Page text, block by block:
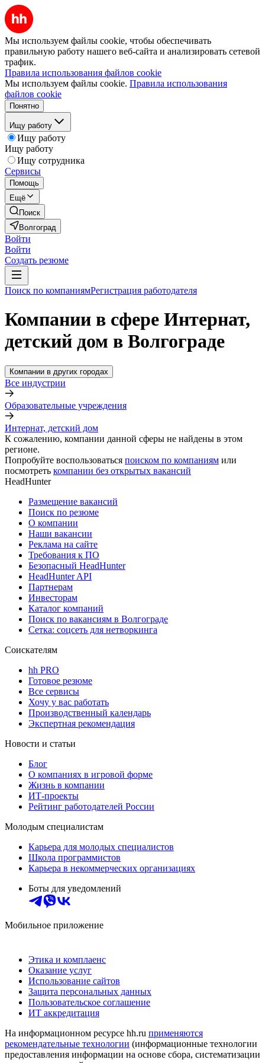
Мы используем файлы cookie, чтобы обеспечивать
правильную работу нашего веб-сайта и анализировать сетевой
трафик.
Правила использования файлов cookie
Мы используем файлы cookie. Правила использования
файлов cookie
Понятно
Ищу работу
Ищу работу
Ищу работу
Ищу сотрудника
Сервисы
Помощь
Ещё
Поиск
Волгоград
Войти
Войти
Создать резюме
Поиск по компаниямРегистрация работодателя
Компании в сфере Интернат,
детский дом в Волгограде
Компании в других городах
Все индустрии
Образовательные учреждения
Интернат, детский дом
К сожалению, компании данной сферы не найдены в этом
регионе.
Попробуйте воспользоваться поиском по компаниям или
посмотреть компании без открытых вакансий
HeadHunter
Размещение вакансий
Поиск по резюме
О компании
Наши вакансии
Реклама на сайте
Требования к ПО
Безопасный HeadHunter
HeadHunter API
Партнерам
Инвесторам
Каталог компаний
Поиск по вакансиям в Волгограде
Сетка: соцсеть для нетворкинга
Соискателям
hh PRO
Готовое резюме
Все сервисы
Хочу у вас работать
Производственный календарь
Экспертная рекомендация
Новости и статьи
Блог
О компаниях в игровой форме
Жизнь в компании
ИТ-проекты
Рейтинг работодателей России
Молодым специалистам
Карьера для молодых специалистов
Школа программистов
Карьера в некоммерческих организациях
Боты для уведомлений
Мобильное приложение
Этика и комплаенс
Оказание услуг
Использование сайтов
Защита персональных данных
Пользовательское соглашение
ИТ аккредитация
На информационном ресурсе hh.ru применяются
рекомендательные технологии (информационные технологии
предоставления информации на основе сбора, систематизации